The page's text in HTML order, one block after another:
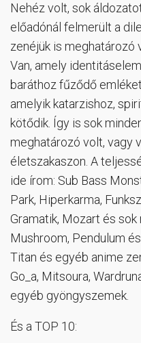
Nehéz volt, sok
előadónál felmerült a
zenéjük is meghatározó
Van, amely
baráthoz fűződő
amelyik katarzishoz,
kötődik. Így is sok
meghatározó volt, vagy
életszakaszon. A
ide írom: Sub Bass
Park, Hiperkarma,
Gramatik, Mozart és
Mushroom, Pendulum
Titan és egyéb anime
Go_a, Mitsoura,
egyéb gyöngyszemek.
És a TOP 10: